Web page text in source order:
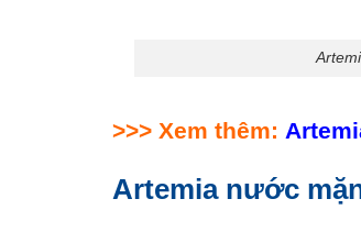
>>> Xem thêm:
Artemia nước